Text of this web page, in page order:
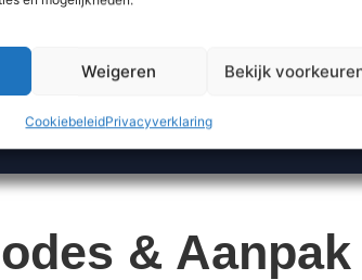
Weigeren Bekijk
CookiebeleidPrivacyverklaring
& Aanpak